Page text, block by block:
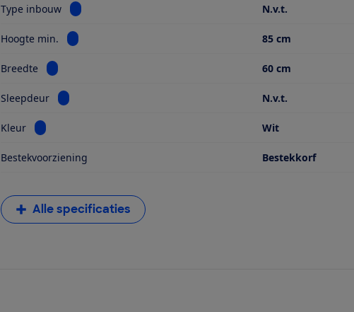
Type inbouw Bekijk informatie voor Type inbouw N.v.t.
Hoogte min. Bekijk informatie voor Hoogte min. 85 cm
Breedte Bekijk informatie voor Breedte 60 cm
Sleepdeur Bekijk informatie voor Sleepdeur N.v.t.
Kleur Bekijk informatie voor Kleur Wit
Bestekvoorziening Bestekkorf
Alle specificaties